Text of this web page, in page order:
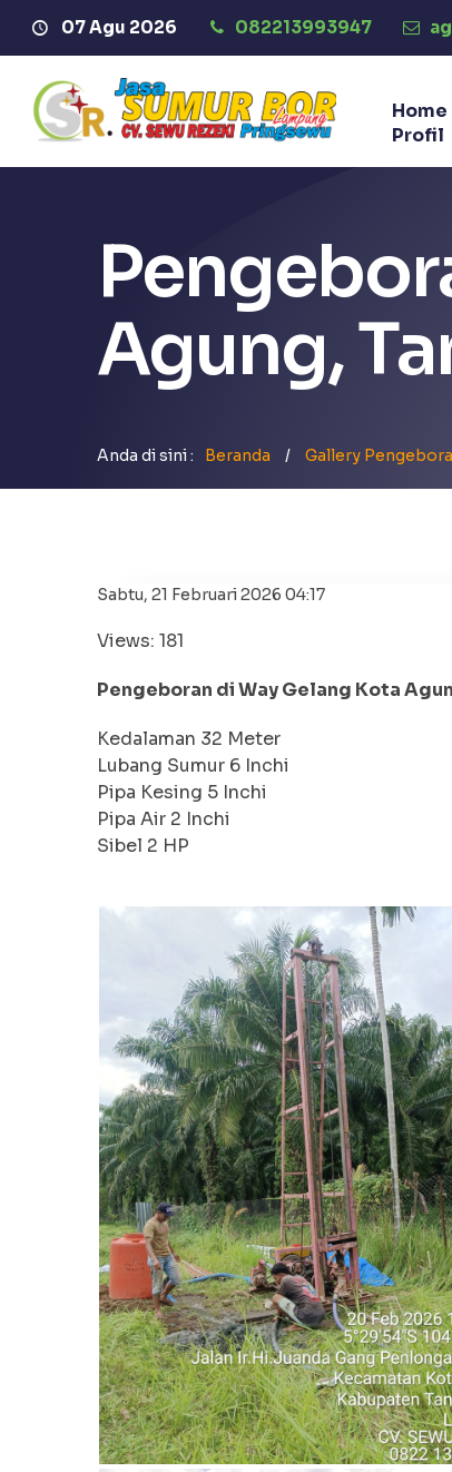
07 Agu 2026 082213993947
di Website Jasa Sumur Bor Pringsewu "CV. SEWU
Home
Profil
Agung,
Anda di sini : Beranda / Gallery
Sabtu, 21 Februari 2026 04:17
Views: 181
Pengeboran di Way Gelang Kota
Kedalaman 32 Meter
Lubang Sumur 6 Inchi
Pipa Kesing 5 Inchi
Pipa Air 2 Inchi
Sibel 2 HP